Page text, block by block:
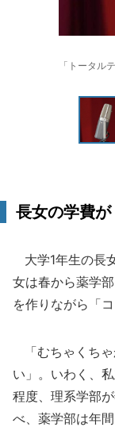
「トータル
長女の学費が
大学1年生の長
女は春から薬学
を作りながら「
「むちゃくち
い」。いわく、
程度、理系学部
べ、薬学部は年